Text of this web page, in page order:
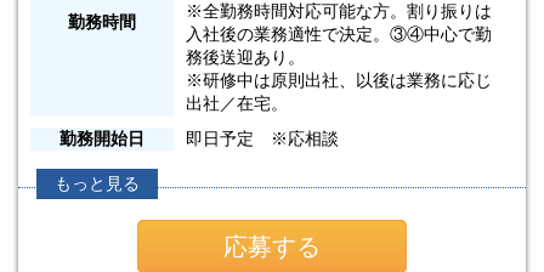
勤務時間
※全勤務時間対応可能な方。割り振りは
入社後の業務適性で決定。③④中心で勤
務後送迎あり。
※研修中は原則出社、以後は業務に応じ
出社／在宅。
勤務開始日
即日予定 ※応相談
もっと見る
応募する